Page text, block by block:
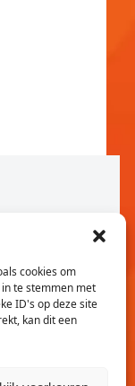
cookies om
te stemmen met
ID's op deze site
kan dit een